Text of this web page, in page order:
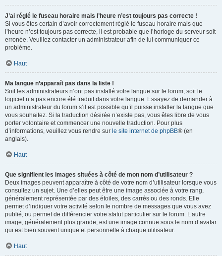
J’ai réglé le fuseau horaire mais l’heure n’est toujours pas correcte !
Si vous êtes certain d’avoir correctement réglé le fuseau horaire mais que
l’heure n’est toujours pas correcte, il est probable que l’horloge du serveur soit
erronée. Veuillez contacter un administrateur afin de lui communiquer ce
problème.
Haut
Ma langue n’apparaît pas dans la liste !
Soit les administrateurs n’ont pas installé votre langue sur le forum, soit le
logiciel n’a pas encore été traduit dans votre langue. Essayez de demander à
un administrateur du forum s’il est possible qu’il puisse installer la langue que
vous souhaitez. Si la traduction désirée n’existe pas, vous êtes libre de vous
porter volontaire et commencer une nouvelle traduction. Pour plus
d’informations, veuillez vous rendre sur le site internet de phpBB® (en
anglais).
Haut
Que signifient les images situées à côté de mon nom d’utilisateur ?
Deux images peuvent apparaître à côté de votre nom d’utilisateur lorsque vous
consultez un sujet. Une d’elles peut être une image associée à votre rang,
généralement représentée par des étoiles, des carrés ou des ronds. Elle
permet d’indiquer votre activité selon le nombre de messages que vous avez
publié, ou permet de différencier votre statut particulier sur le forum. L’autre
image, généralement plus grande, est une image connue sous le nom d’avatar
qui est bien souvent unique et personnelle à chaque utilisateur.
Haut